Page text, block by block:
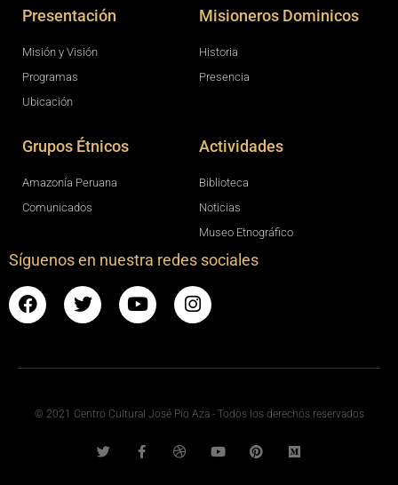
Presentación
Misión y Visión
Programas
Ubicación
Misioneros Dominicos
Historia
Presencia
Grupos Étnicos
Amazonía Peruana
Comunicados
Actividades
Biblioteca
Noticias
Museo Etnográfico
Síguenos en nuestra redes sociales
© 2021 Centro Cultural José Pío Aza - Todos los derechos reservados